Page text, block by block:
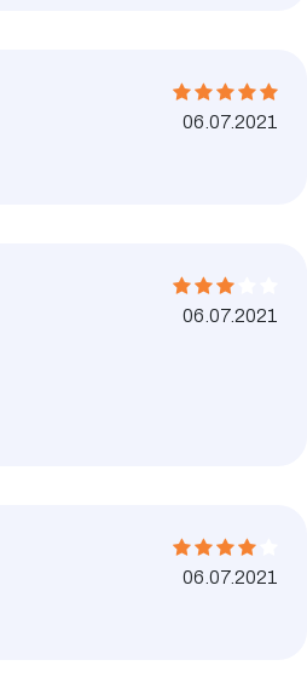
06.07.2021
06.07.2021
06.07.2021